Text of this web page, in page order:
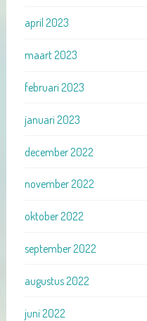
april 2023
maart 2023
februari 2023
januari 2023
december 2022
november 2022
oktober 2022
september 2022
augustus 2022
juni 2022